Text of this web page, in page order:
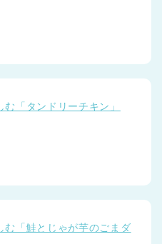
県 神奈川県 全域
「タンドリーチキン」
「鮭とじゃが芋のごまダ